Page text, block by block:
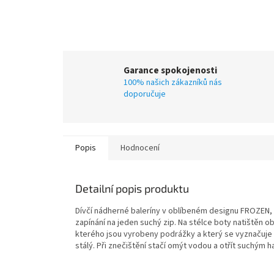
Garance spokojenosti
100% našich zákazníků nás
doporučuje
Popis Hodnocení
Detailní popis produktu
Dívčí nádherné baleríny v oblíbeném designu
zapínání na jeden suchý zip. Na stélce boty natištěn
kterého jsou vyrobeny podrážky a kterýse
stálý. Při znečištění stačí omýt vodou a otřít suchým